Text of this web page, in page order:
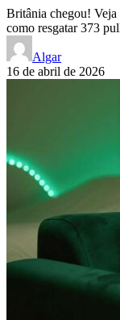
Britânia chegou!
como resgatar 373
Algar
16 de abril de 2026